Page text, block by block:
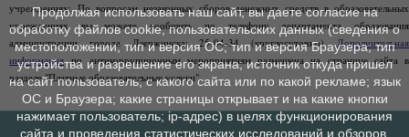
учреждениях: По вопросам незаконных сборов денежных средств в образовательных
учреждениях вы можете сообщить по телефону департамента образования
администрации города Дзержинска: 25-04-34 (круглосуточно)Дополнительная
информацияпо антикоррупционным мероприятиям размещена на странице сайта в
разделе "Платные образовательные услуги".
Продолжая использовать наш сайт, вы даете согласие на
обработку файлов cookie, пользовательских данных (сведения о
местоположении; тип и версия ОС; тип и версия Браузера; тип
устройства и разрешение его экрана; источник откуда пришел
на сайт пользователь; с какого сайта или по какой рекламе; язык
ОС и Браузера; какие страницы открывает и на какие кнопки
нажимает пользователь; ip-адрес) в целях функционирования
сайта и проведения статистических исследований и обзоров.